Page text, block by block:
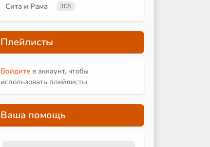
Сита и Рама 305
Плейлисты
Войдите в аккаунт, чтобы
использовать плейлисты
Ваша помощь